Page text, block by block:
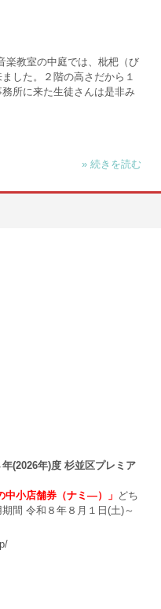
楽教室の中庭では、枇杷（び
した。２階の高さだから１
所に来た生徒さんは是非み
» 続きを読む
年(2026年)度 杉並区プレミア
中小店舗券（ナミ―）」 どち
間 令和８年８月１日(土)～